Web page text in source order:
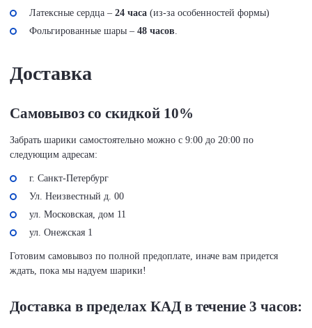
Латексные сердца – 24 часа (из-за особенностей формы)
Фольгированные шары – 48 часов
Доставка
Самовывоз со скидкой 10%
Забрать шарики самостоятельно можно с 9:00 до 20:00 по
следующим адресам:
г. Санкт-Петербург
Ул. Неизвестный д. 00
ул. Московская, дом 11
ул. Онежская 1
Готовим самовывоз по полной предоплате, иначе вам придется
ждать, пока мы надуем шарики!
Доставка в пределах КАД в течение 3 часов: